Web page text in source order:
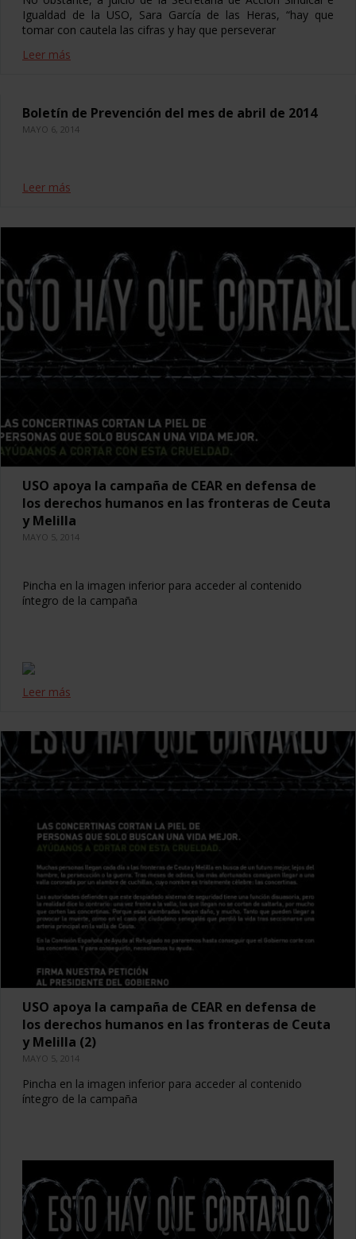
Igualdad de la USO, Sara García de las Heras, “hay que
tomar con cautela las cifras y hay que perseverar
Leer más
Boletín de Prevención del mes de abril de 2014
MAYO 6, 2014
Leer más
USO apoya la campaña de CEAR en defensa de
los derechos humanos en las fronteras de Ceuta
y Melilla
MAYO 5, 2014
Pincha en la imagen inferior para acceder al contenido
íntegro de la campaña
Leer más
USO apoya la campaña de CEAR en defensa de
los derechos humanos en las fronteras de Ceuta
y Melilla (2)
MAYO 5, 2014
Pincha en la imagen inferior para acceder al contenido
íntegro de la campaña